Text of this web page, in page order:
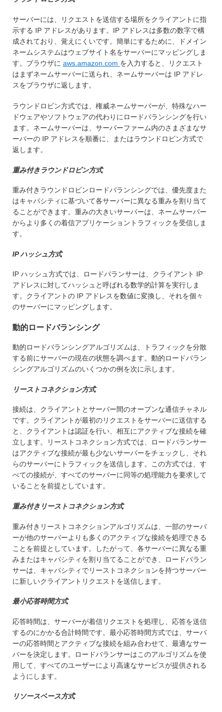
サーバーには、リクエストを送信する場所をクライアントに指
示する IP アドレスがあります。IP アドレスは多数の数字で構
成されており、覚えにくいです。簡単にするために、ドメイン
ネームシステムはウェブサイト名をサーバーにマッピングしま
す。ブラウザに aws.amazon.com を入力すると、リクエスト
はまずネームサーバーに送られ、ネームサーバーは IP アドレ
スをブラウザに返します。
ラウンドロビン方式では、権威ネームサーバーが、特殊なハー
ドウェアやソフトウェアの代わりにロードバランシングを行い
ます。ネームサーバーは、サーバーファーム内のさまざまなサ
ーバーの IP アドレスを順番に、またはラウンドロビン方式で
返します。
重み付きラウンドロビン方式
重み付きラウンドロビンロードバランシングでは、優先度また
はキャパシティに基づいて各サーバーに異なる重みを割り当て
ることができます。重みの大きいサーバーは、ネームサーバー
からより多くの着信アプリケーショントラフィックを受信しま
す。
IP ハッシュ方式
IP ハッシュ方式では、ロードバランサーは、クライアント IP
アドレスに対してハッシュと呼ばれる数学的計算を実行しま
す。クライアントの IP アドレスを数値に変換し、それを個々
のサーバーにマッピングします。
動的ロードバランシング
動的ロードバランシングアルゴリズムは、トラフィックを分散
する前にサーバーの現在の状態を調べます。動的ロードバラン
シングアルゴリズムのいくつかの例を次に示します。
リーストコネクション方式
接続は、クライアントとサーバー間のオープンな通信チャネル
です。クライアントが最初のリクエストをサーバーに送信する
と、クライアントは認証を行い、相互にアクティブな接続を確
立します。リーストコネクション方式では、ロードバランサー
はアクティブな接続が最も少ないサーバーをチェックし、それ
らのサーバーにトラフィックを送信します。この方式では、す
べての接続が、すべてのサーバーに同等の処理能力を要求して
いることを前提としています。
重み付きリーストコネクション方式
重み付きリーストコネクションアルゴリズムは、一部のサーバ
ーが他のサーバーよりも多くのアクティブな接続を処理できる
ことを前提としています。したがって、各サーバーに異なる重
みまたはキャパシティを割り当てることができ、ロードバラン
サーは、キャパシティでリーストコネクションを持つサーバー
に新しいクライアントリクエストを送信します。
最小応答時間方式
応答時間は、サーバーが着信リクエストを処理し、応答を送信
するのにかかる合計時間です。最小応答時間方式では、サーバ
ーの応答時間とアクティブな接続を組み合わせて、最適なサー
バーを決定します。ロードバランサーはこのアルゴリズムを使
用して、すべてのユーザーにより高速なサービスが提供される
ようにします。
リソースベース方式